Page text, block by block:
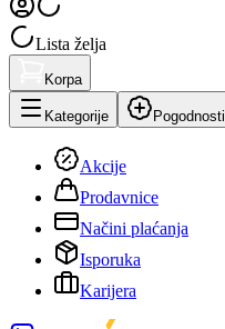
Lista želja
Korpa
Kategorije Pogodnosti
Akcije
Prodavnice
Načini plaćanja
Isporuka
Karijera